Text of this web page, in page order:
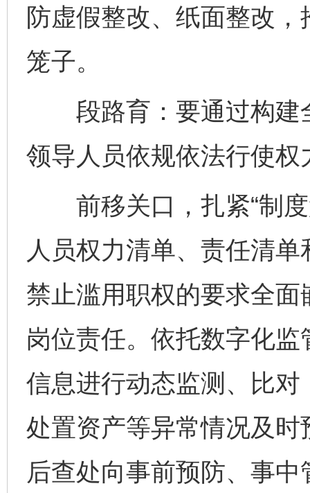
防虚假整改、纸面整改
笼子。
段路育：要通过构建
领导人员依规依法行使权
前移关口，扎紧“制度
人员权力清单、责任清
禁止滥用职权的要求全
岗位责任。依托数字化
信息进行动态监测、比
处置资产等异常情况及
后查处向事前预防、事中